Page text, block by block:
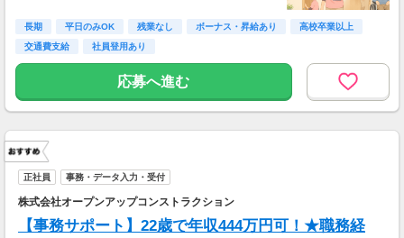
長期 平日のみOK 残業なし ボーナス・昇給あり
高校卒業以上
交通費支給
社員登用あり
応募へ進む
正社員 事務・データ入力・受付
株式会社オープンアップコンストラクション
【事務サポート】22歳で年収444万円可！★職務経